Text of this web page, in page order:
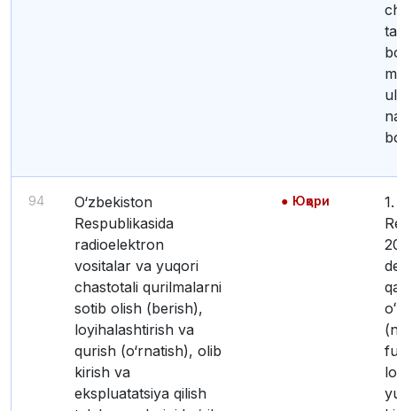
94
O‘zbekiston
Respublikasida
radioelektron
vositalar va yuqori
chastotali qurilmalarni
sotib olish (berish),
loyihalashtirish va
qurish (o‘rnatish), olib
kirish va
ekspluatatsiya qilish
Юқори
1. Oʻzbekiston